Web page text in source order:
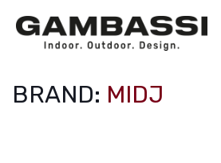
BRAND: MIDJ